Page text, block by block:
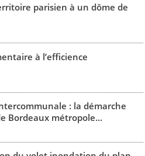
parisien à un dôme de
à l’efficience
: la démarche
Bordeaux métropole...